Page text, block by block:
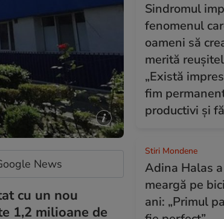
News
cu un nou
1,2 milioane de
Sindromul
fenomenul
oameni să
merită
„Există
fim
productivi și
Stiri Mondene
Adina Halas
meargă pe
ani: „Primul